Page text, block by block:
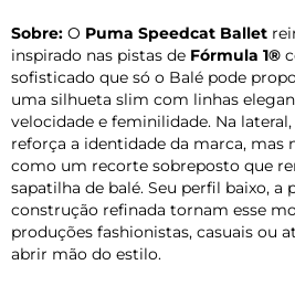
Sobre: O Puma Speedcat Ballet
inspirado nas pistas de Fórmula 1®
sofisticado que só o Balé pode
uma silhueta slim com linhas
velocidade e feminilidade. Na lateral,
reforça a identidade da marca, mas
como um recorte sobreposto que
sapatilha de balé. Seu perfil baixo, a
construção refinada tornam esse
produções fashionistas, casuais ou
abrir mão do estilo.